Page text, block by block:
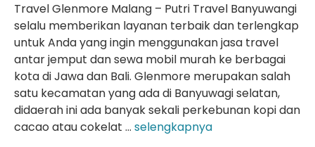
Travel Glenmore Malang – Putri Travel Banyuwangi
selalu memberikan layanan terbaik dan terlengkap
untuk Anda yang ingin menggunakan jasa travel
antar jemput dan sewa mobil murah ke berbagai
kota di Jawa dan Bali. Glenmore merupakan salah
satu kecamatan yang ada di Banyuwagi selatan,
didaerah ini ada banyak sekali perkebunan kopi dan
cacao atau cokelat ... selengkapnya